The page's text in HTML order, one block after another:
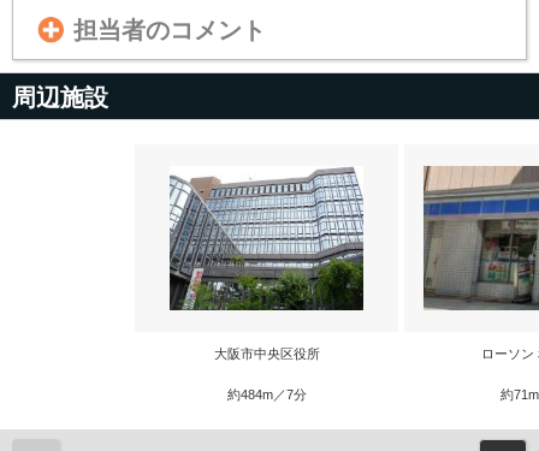
担当者のコメント
周辺施設
大阪市中央区役所
約484m／7分
ローソン
約